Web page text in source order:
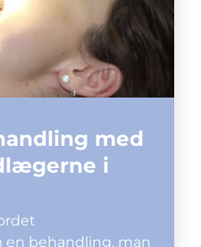
med
i
en behandling, man